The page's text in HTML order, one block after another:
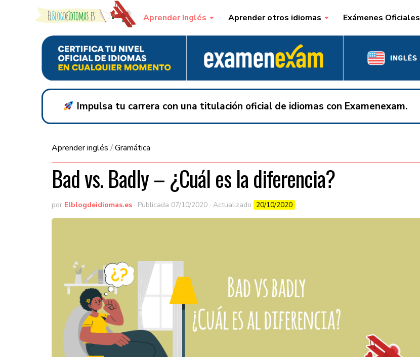
Skip to content Aprender Inglés Aprender otros idiomas Exámenes Oficiales
Impulsa tu carrera con una titulación oficial de idiomas con Examenexam.
Aprender inglés /Gramática
Bad vs. Badly – ¿Cuál es la diferencia?
por Elblogdeidiomas.es · Publicada 07/10/2020 · Actualizado 20/10/2020